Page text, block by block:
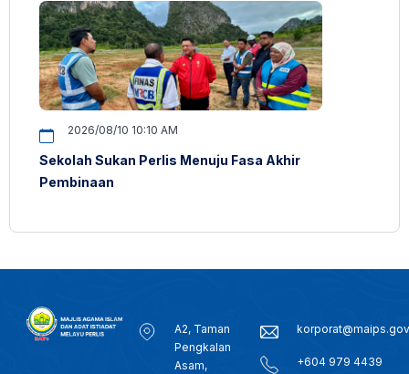
2026/08/10 10:10 AM
Sekolah Sukan Perlis Menuju Fasa Akhir
Pembinaan
A2, Taman
Pengkalan
Asam,
+604 979 4439